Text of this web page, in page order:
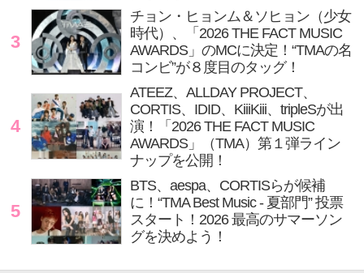
3
チョン・ヒョンム＆ソヒョン（少女
時代）、「2026 THE FACT MUSIC
AWARDS」のMCに決定！“TMAの名
コンビ”が８度目のタッグ！
4
ATEEZ、ALLDAY PROJECT、
CORTIS、IDID、KiiiKiii、tripleSが出
演！「2026 THE FACT MUSIC
AWARDS」（TMA）第１弾ライン
ナップを公開！
5
BTS、aespa、CORTISらが候補
に！“TMA Best Music - 夏部門” 投票
スタート！2026 最高のサマーソン
グを決めよう！